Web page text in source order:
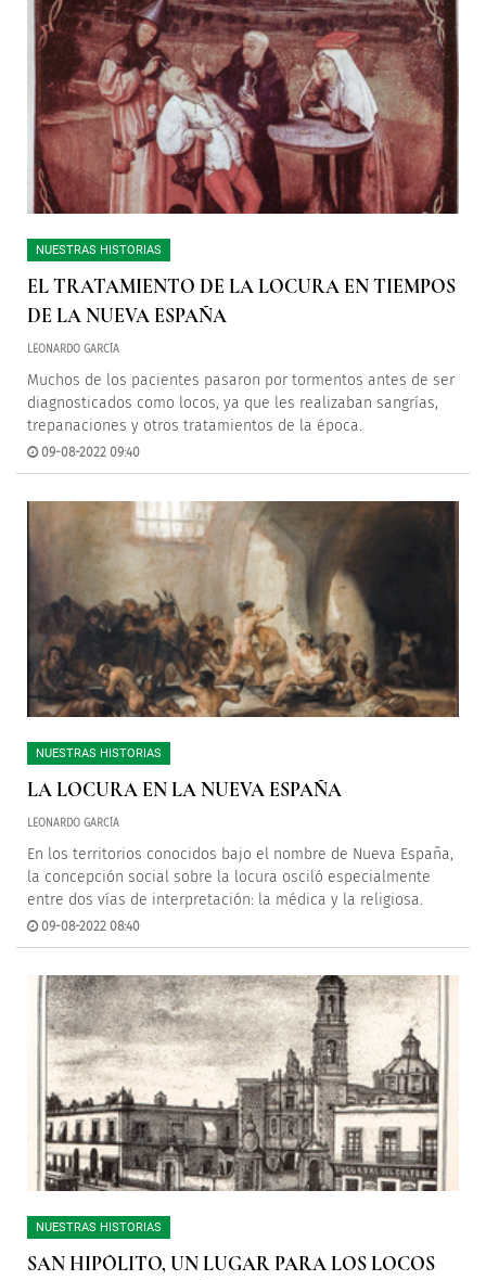
NUESTRAS HISTORIAS
EL TRATAMIENTO DE LA LOCURA EN TIEMPOS
DE LA NUEVA ESPAÑA
LEONARDO GARCÍA
Muchos de los pacientes pasaron por tormentos antes de ser
diagnosticados como locos, ya que les realizaban sangrías,
trepanaciones y otros tratamientos de la época.
09-08-2022 09:40
NUESTRAS HISTORIAS
LA LOCURA EN LA NUEVA ESPAÑA
LEONARDO GARCÍA
En los territorios conocidos bajo el nombre de Nueva España,
la concepción social sobre la locura osciló especialmente
entre dos vías de interpretación: la médica y la religiosa.
09-08-2022 08:40
NUESTRAS HISTORIAS
SAN HIPÓLITO, UN LUGAR PARA LOS LOCOS